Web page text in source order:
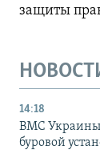
защиты
14:18
ВМС Украины
буровой